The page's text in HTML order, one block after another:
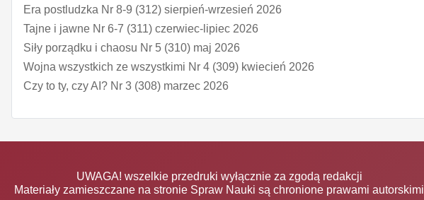
Era postludzka Nr 8-9 (312) sierpień-wrzesień 2026
Tajne i jawne Nr 6-7 (311) czerwiec-lipiec 2026
Siły porządku i chaosu Nr 5 (310) maj 2026
Wojna wszystkich ze wszystkimi Nr 4 (309) kwiecień 2026
Czy to ty, czy AI? Nr 3 (308) marzec 2026
UWAGA! wszelkie przedruki wyłącznie za zgodą redakcji
Materiały zamieszczane na stronie Spraw Nauki są chronione prawami autorskimi